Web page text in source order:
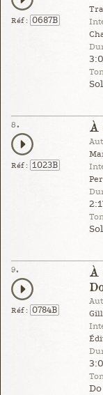
Réf : 0687B
Sol
8.
Réf : 1023B
À
Sol
9.
Réf : 0784B
À
Do